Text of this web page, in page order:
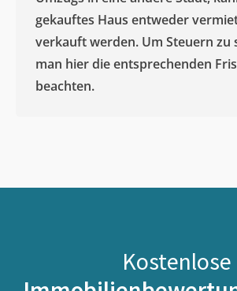
gekauftes Haus entweder
verkauft werden. Um Steuern zu
man hier die entsprechenden
beachten.
Kostenlose